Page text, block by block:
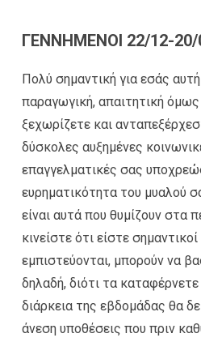
ΓΕΝΝΗΜΕΝΟΙ 22/12-20/
Πολύ σημαντική για εσάς
παραγωγική, απαιτητική όμως
ξεχωρίζετε και
δύσκολες αυξημένες
επαγγελματικές σας
ευρηματικότητα του μυαλού
είναι αυτά που θυμίζουν στα
κινείστε ότι είστε
εμπιστεύονται, μπορούν να
δηλαδή, διότι τα
διάρκεια της εβδομάδας θα
άνεση υποθέσεις που πριν